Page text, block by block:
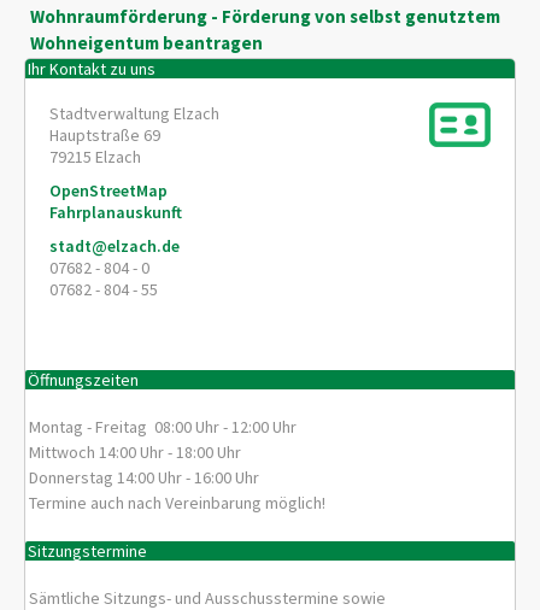
Wohnraumförderung - Förderung von selbst genutztem
Wohneigentum beantragen
Ihr Kontakt zu uns
Stadtverwaltung Elzach
Hauptstraße 69
79215 Elzach
OpenStreetMap
Fahrplanauskunft
stadt@elzach.de
07682 - 804 - 0
07682 - 804 - 55
Öffnungszeiten
Montag - Freitag 08:00 Uhr - 12:00 Uhr
Mittwoch 14:00 Uhr - 18:00 Uhr
Donnerstag 14:00 Uhr - 16:00 Uhr
Termine auch nach Vereinbarung möglich!
Sitzungstermine
Sämtliche Sitzungs- und Ausschusstermine sowie